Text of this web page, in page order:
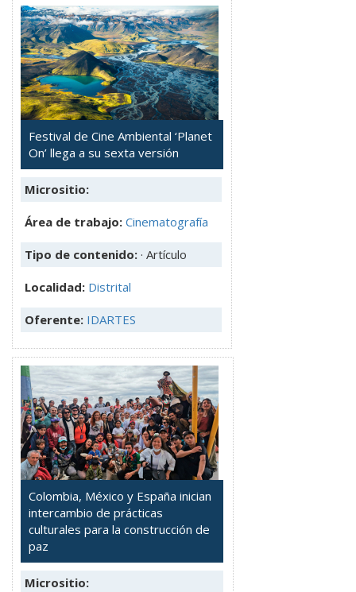
Festival de Cine Ambiental ‘Planet
On’ llega a su sexta versión
Micrositio:
Área de trabajo: Cinematografía
Tipo de contenido: · Artículo
Localidad: Distrital
Oferente: IDARTES
Colombia, México y España inician
intercambio de prácticas
culturales para la construcción de
paz
Micrositio: